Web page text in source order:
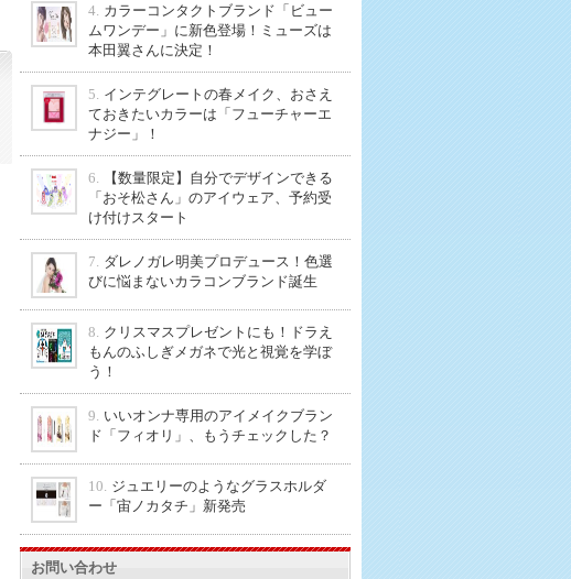
4. カラーコンタクトブランド「ビュー
ムワンデー」に新色登場！ミューズは
本田翼さんに決定！
5. インテグレートの春メイク、おさえ
ておきたいカラーは「フューチャーエ
ナジー」！
6.
【数量限定】自分でデザインできる
「おそ松さん」のアイウェア、予約受
け付けスタート
7. ダレノガレ明美プロデュース！色選
びに悩まないカラコンブランド誕生
8. クリスマスプレゼントにも！ドラえ
もんのふしぎメガネで光と視覚を学ぼ
う！
9. いいオンナ専用のアイメイクブラン
ド「フィオリ」、もうチェックした？
10. ジュエリーのようなグラスホルダ
ー「宙ノカタチ」新発売
お問い合わせ